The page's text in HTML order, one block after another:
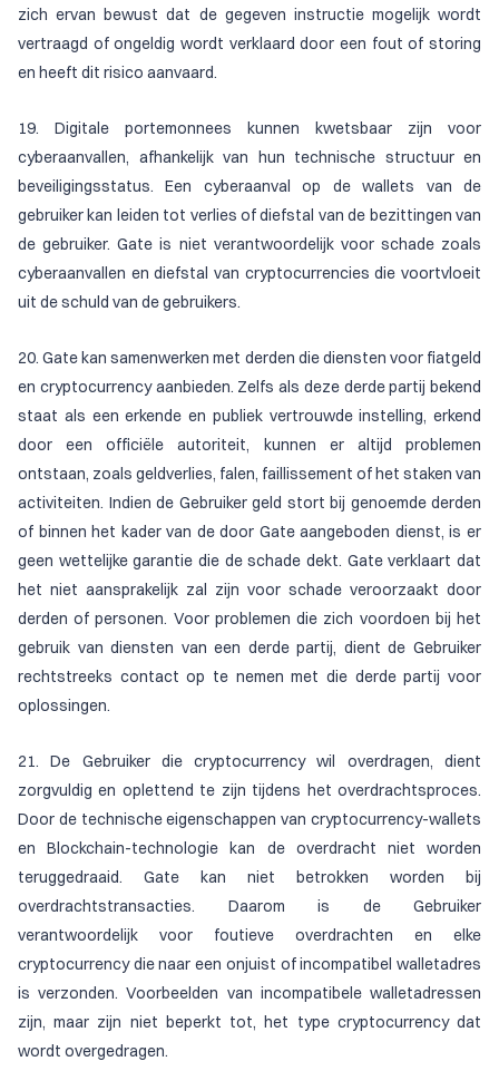
zich ervan bewust dat de gegeven instructie mogelijk wordt
vertraagd of ongeldig wordt verklaard door een fout of storing
en heeft dit risico aanvaard.
19. Digitale portemonnees kunnen kwetsbaar zijn voor
cyberaanvallen, afhankelijk van hun technische structuur en
beveiligingsstatus. Een cyberaanval op de wallets van de
gebruiker kan leiden tot verlies of diefstal van de bezittingen van
de gebruiker. Gate is niet verantwoordelijk voor schade zoals
cyberaanvallen en diefstal van cryptocurrencies die voortvloeit
uit de schuld van de gebruikers.
20. Gate kan samenwerken met derden die diensten voor fiatgeld
en cryptocurrency aanbieden. Zelfs als deze derde partij bekend
staat als een erkende en publiek vertrouwde instelling, erkend
door een officiële autoriteit, kunnen er altijd problemen
ontstaan, zoals geldverlies, falen, faillissement of het staken van
activiteiten. Indien de Gebruiker geld stort bij genoemde derden
of binnen het kader van de door Gate aangeboden dienst, is er
geen wettelijke garantie die de schade dekt. Gate verklaart dat
het niet aansprakelijk zal zijn voor schade veroorzaakt door
derden of personen. Voor problemen die zich voordoen bij het
gebruik van diensten van een derde partij, dient de Gebruiker
rechtstreeks contact op te nemen met die derde partij voor
oplossingen.
21. De Gebruiker die cryptocurrency wil overdragen, dient
zorgvuldig en oplettend te zijn tijdens het overdrachtsproces.
Door de technische eigenschappen van cryptocurrency-wallets
en Blockchain-technologie kan de overdracht niet worden
teruggedraaid. Gate kan niet betrokken worden bij
overdrachtstransacties. Daarom is de Gebruiker
verantwoordelijk voor foutieve overdrachten en elke
cryptocurrency die naar een onjuist of incompatibel walletadres
is verzonden. Voorbeelden van incompatibele walletadressen
zijn, maar zijn niet beperkt tot, het type cryptocurrency dat
wordt overgedragen.